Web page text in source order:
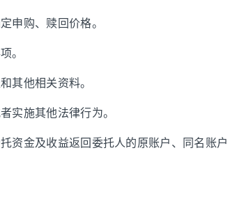
申购、赎回价格。
。
其他相关资料。
实施其他法律行为。
资金及收益返回委托人的原账户、同名账户